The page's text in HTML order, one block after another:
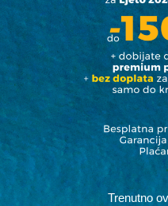
Trenutno